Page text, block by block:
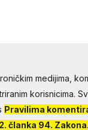
medijima,
korisnicima.
Pravilima
članka 94. Zakona.